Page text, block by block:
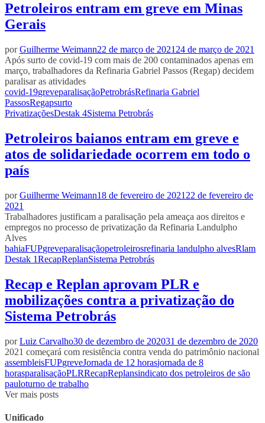
Petroleiros entram em greve em Minas
Gerais
porGuilherme Weimann22 de março de 2021 24 de março de 2021
Após surto de covid-19 com mais de 200 contaminados apenas em
março, trabalhadores da Refinaria Gabriel Passos (Regap) decidem
paralisar as atividades
covid-19greveparalisaçãoPetrobrásRefinaria Gabriel
PassosRegapsurto
PrivatizaçõesDestak 4Sistema Petrobrás
Petroleiros baianos entram em greve e
atos de solidariedade ocorrem em todo o
país
porGuilherme Weimann18 de fevereiro de 2021 22 de fevereiro de
2021
Trabalhadores justificam a paralisação pela ameaça aos direitos e
empregos no processo de privatização da Refinaria Landulpho
Alves
bahiaFUPgreveparalisaçãopetroleirosrefinaria landulpho alvesRlam
Destak 1RecapReplanSistema Petrobrás
Recap e Replan aprovam PLR e
mobilizações contra a privatização do
Sistema Petrobrás
porLuiz Carvalho30 de dezembro de 202031 de dezembro de 2020
2021 começará com resistência contra venda do patrimônio nacional
assembleisFUPgreveJornada de 12 horasjornada de 8
horasparalisaçãoPLRRecapReplansindicato dos petroleiros de são
pauloturno de trabalho
Ver mais posts
Unificado